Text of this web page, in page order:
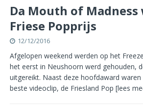
Da Mouth of
Friese Popprijs
12/12/2016
Afgelopen weekend werden op het
het eerst in Neushoorn werd gehouden,
uitgereikt. Naast deze hoofdaward
beste videoclip, de Friesland Pop [lees